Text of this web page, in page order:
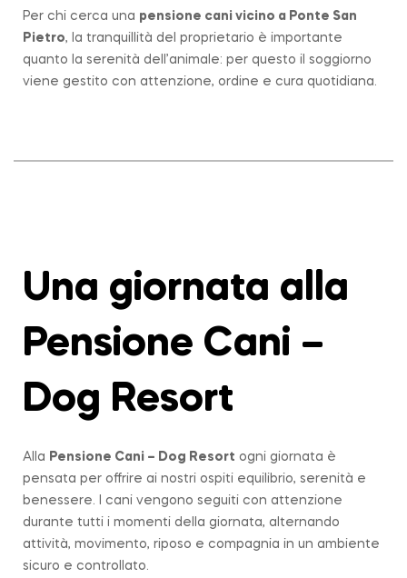
Per chi cerca una pensione cani vicino a Ponte San
Pietro, la tranquillità del proprietario è importante
quanto la serenità dell’animale: per questo il soggiorno
viene gestito con attenzione, ordine e cura quotidiana.
Una giornata alla
Pensione Cani –
Dog Resort
Alla Pensione Cani – Dog Resort ogni giornata è
pensata per offrire ai nostri ospiti equilibrio, serenità e
benessere. I cani vengono seguiti con attenzione
durante tutti i momenti della giornata, alternando
attività, movimento, riposo e compagnia in un ambiente
sicuro e controllato.